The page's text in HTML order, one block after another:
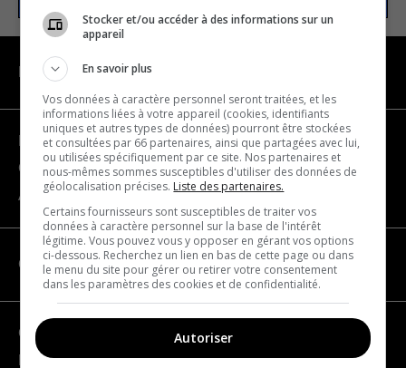
NAVIGATION
Become a partner
Contact us
About us
CATEGORIES
Geography
France
Stocker et/ou accéder à des informations sur un
appareil
En savoir plus
Vos données à caractère personnel seront traitées, et les
informations liées à votre appareil (cookies, identifiants
uniques et autres types de données) pourront être stockées
et consultées par 66 partenaires, ainsi que partagées avec lui,
ou utilisées spécifiquement par ce site. Nos partenaires et
nous-mêmes sommes susceptibles d'utiliser des données de
géolocalisation précises. Liste des partenaires.
Certains fournisseurs sont susceptibles de traiter vos
données à caractère personnel sur la base de l'intérêt
légitime. Vous pouvez vous y opposer en gérant vos options
ci-dessous. Recherchez un lien en bas de cette page ou dans
le menu du site pour gérer ou retirer votre consentement
dans les paramètres des cookies et de confidentialité.
Autoriser